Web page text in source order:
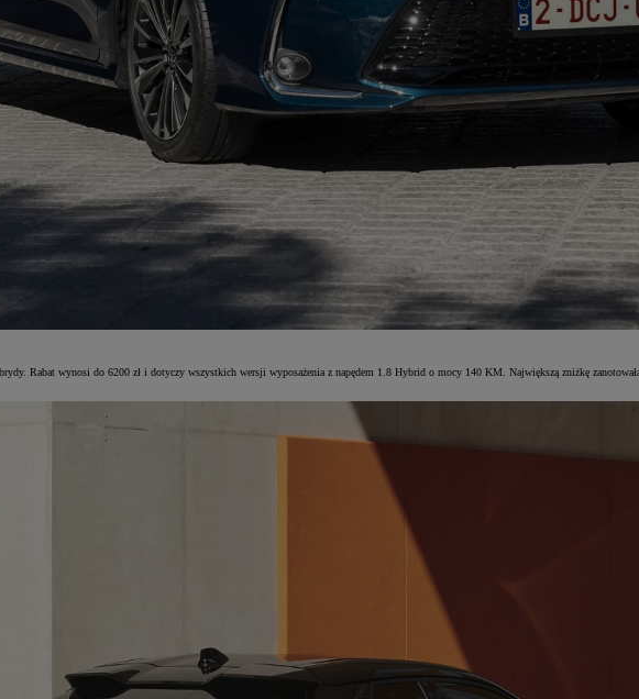
Rabat wynosi do 6200 zł i dotyczy wszystkich wersji wyposażenia z napędem 1.8 Hybrid o mocy 140 KM. Największą zniżkę